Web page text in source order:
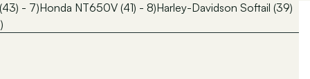
- 7)Honda NT650V (41) - 8)Harley-Davidson Softail (39)